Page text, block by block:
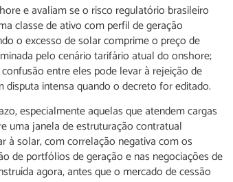
e avaliam se o risco regulatório brasileiro
classe de ativo com perfil de geração
o excesso de solar comprime o preço de
pelo cenário tarifário atual do onshore;
entre eles pode levar à rejeição de
intensa quando o decreto for editado.
especialmente aquelas que atendem cargas
uma janela de estruturação contratual
à solar, com correlação negativa com os
de portfólios de geração e nas negociações de
agora, antes que o mercado de cessão